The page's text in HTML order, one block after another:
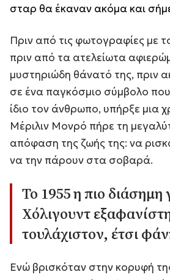
σταρ θα έκαναν ακόμα και
Πριν από τις φωτογραφίες με
πριν από τα ατελείωτα
μυστηριώδη θάνατό της, πριν
σε ένα παγκόσμιο σύμβολο
ίδιο τον άνθρωπο, υπήρξε μια
Μέριλιν Μονρό πήρε τη
απόφαση της ζωής της: να
να την πάρουν στα σοβαρά.
Το 1955 η πιο διάσημη
Χόλιγουντ
τουλάχιστον, έτσι
Ενώ βρισκόταν στην κορυφή